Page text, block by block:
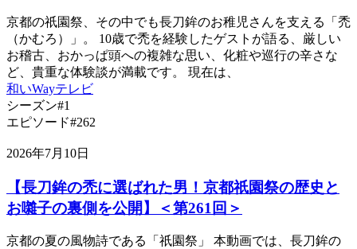
京都の祇園祭、その中でも長刀鉾のお稚児さんを支える「禿
（かむろ）」。 10歳で禿を経験したゲストが語る、厳しい
お稽古、おかっぱ頭への複雑な思い、化粧や巡行の辛さな
ど、貴重な体験談が満載です。 現在は、
和いWayテレビ
シーズン#1
エピソード#262
2026年7月10日
【長刀鉾の禿に選ばれた男！京都祇園祭の歴史と
お囃子の裏側を公開】＜第261回＞
京都の夏の風物詩である「祇園祭」 本動画では、長刀鉾の